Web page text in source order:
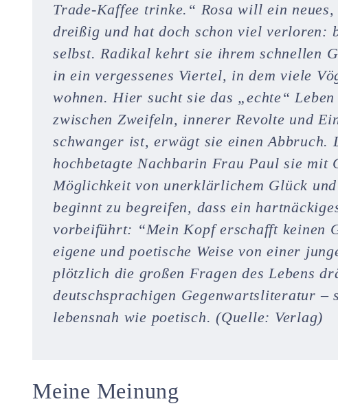
Trade-Kaffee trinke.“ Rosa will ein
dreißig und hat doch schon viel verloren:
selbst. Radikal kehrt sie ihrem schnellen
in ein vergessenes Viertel, in dem viele
wohnen. Hier sucht sie das „echte“
zwischen Zweifeln, innerer Revolte und
schwanger ist, erwägt sie einen
hochbetagte Nachbarin Frau Paul sie mit
Möglichkeit von unerklärlichem Glück
beginnt zu begreifen, dass ein
vorbeiführt: “Mein Kopf erschafft keinen
eigene und poetische Weise von einer
plötzlich die großen Fragen des Lebens
deutschsprachigen Gegenwartsliteratur –
lebensnah wie poetisch. (Quelle: Verlag)
Meine Meinung